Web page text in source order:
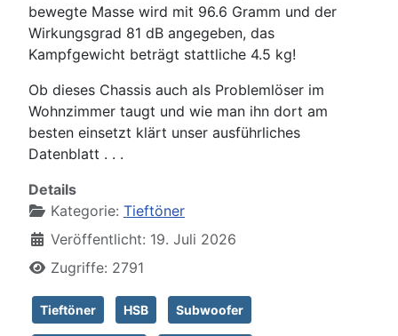
bewegte Masse wird mit 96.6 Gramm und der
Wirkungsgrad 81 dB angegeben, das
Kampfgewicht beträgt stattliche 4.5 kg!
Ob dieses Chassis auch als Problemlöser im
Wohnzimmer taugt und wie man ihn dort am
besten einsetzt klärt unser ausführliches
Datenblatt . . .
Details
Kategorie: Tieftöner
Veröffentlicht: 19. Juli 2026
Zugriffe: 2791
Tieftöner HSB Subwoofer